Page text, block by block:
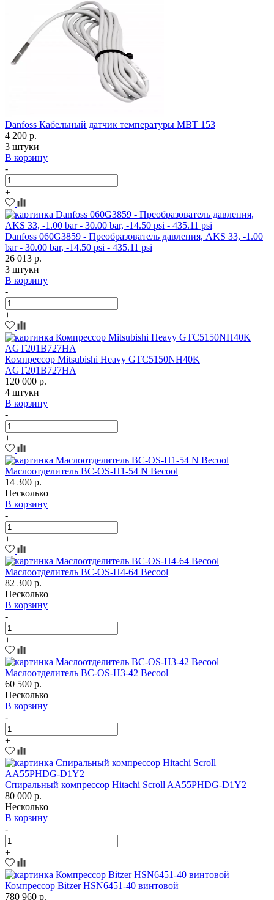
Danfoss Кабельный датчик температуры MBT 153
4 200 р.
3 штуки
В корзину
-
+
Danfoss 060G3859 - Преобразователь давления, AKS 33, -1.00
bar - 30.00 bar, -14.50 psi - 435.11 psi
26 013 р.
3 штуки
В корзину
-
+
Компрессор Mitsubishi Heavy GTC5150NH40K
AGT201В727HA
120 000 р.
4 штуки
В корзину
-
+
Маслоотделитель BC-OS-H1-54 N Becool
14 300 р.
Несколько
В корзину
-
+
Маслоотделитель BC-OS-H4-64 Becool
82 300 р.
Несколько
В корзину
-
+
Маслоотделитель BC-OS-H3-42 Becool
60 500 р.
Несколько
В корзину
-
+
Спиральный компрессор Hitachi Scroll AA55PHDG-D1Y2
80 000 р.
Несколько
В корзину
-
+
Компрессор Bitzer HSN6451-40 винтовой
780 960 р.